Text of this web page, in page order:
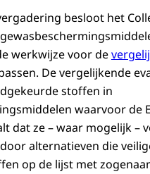
besloot het
werkwijze voor de
De vergelijkende
stoffen in
waarvoor de
dat ze – waar mogelijk –
alternatieven die
op de lijst met